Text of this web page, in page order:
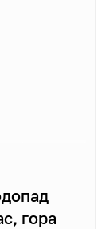
гора